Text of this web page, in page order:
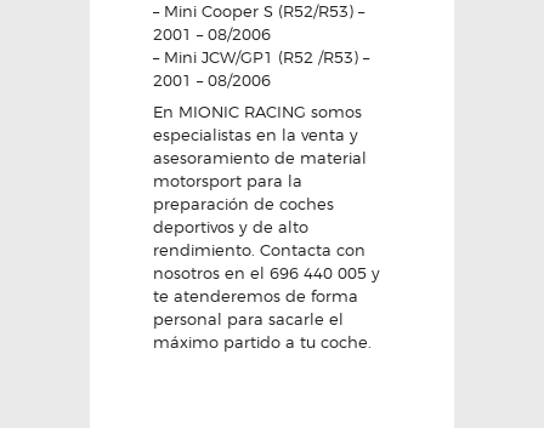
– Mini Cooper S (R52/R53) –
2001 – 08/2006
– Mini JCW/GP1 (R52 /R53) –
2001 – 08/2006
En MIONIC RACING somos
especialistas en la venta y
asesoramiento de material
motorsport para la
preparación de coches
deportivos y de alto
rendimiento. Contacta con
nosotros en el 696 440 005 y
te atenderemos de forma
personal para sacarle el
máximo partido a tu coche.